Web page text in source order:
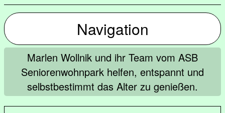
Navigation
Marlen Wollnik und ihr Team vom ASB
Seniorenwohnpark helfen, entspannt und
selbstbestimmt das Alter zu genießen.